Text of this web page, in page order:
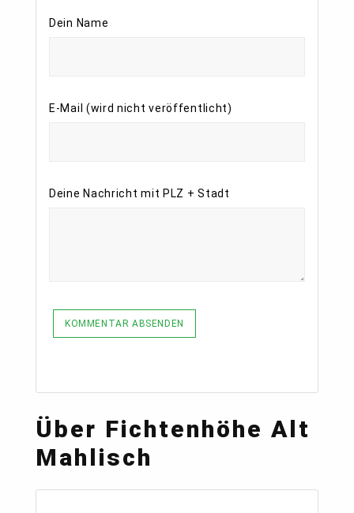
Dein Name
E-Mail (wird nicht veröffentlicht)
Deine Nachricht mit PLZ + Stadt
KOMMENTAR ABSENDEN
Über Fichtenhöhe Alt
Mahlisch